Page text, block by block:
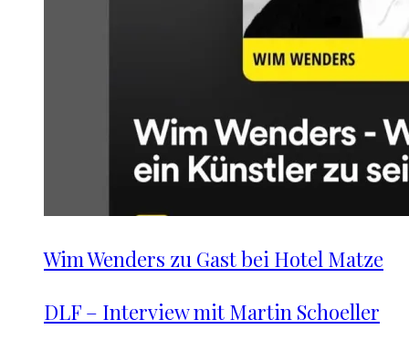
Wim Wenders zu Gast bei Hotel Matze
DLF – Interview mit Martin Schoeller